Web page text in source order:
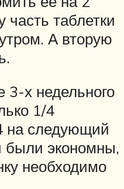
таблетки
А вторую
х недельного
1/4
на следующий
экономны,
необходимо